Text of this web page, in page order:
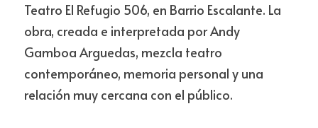
Teatro El Refugio 506, en Barrio Escalante. La
obra, creada e interpretada por Andy
Gamboa Arguedas, mezcla teatro
contemporáneo, memoria personal y una
relación muy cercana con el público.